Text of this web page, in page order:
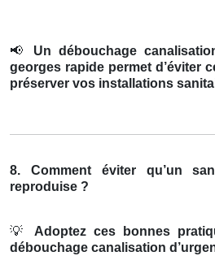
📢
Un débouchage
georges rapide permet d’éviter
préserver vos installations
8. Comment éviter qu’un
reproduise ?
💡
Adoptez ces bonnes
débouchage canalisation